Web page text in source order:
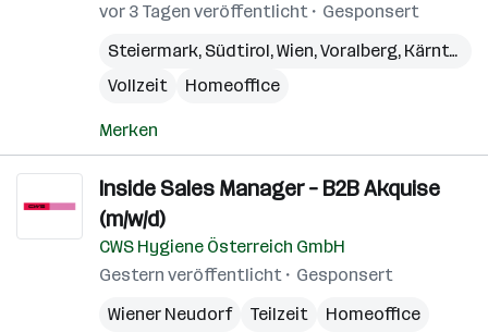
vor 3 Tagen veröffentlicht
Gesponsert
Steiermark, Südtirol,Wien,Voralberg, Kärnten
Vollzeit
Homeoffice
Merken
Inside Sales Manager – B2B Akquise
(m/w/d)
CWS Hygiene Österreich GmbH
Gestern veröffentlicht
Gesponsert
Wiener Neudorf
Teilzeit
Homeoffice